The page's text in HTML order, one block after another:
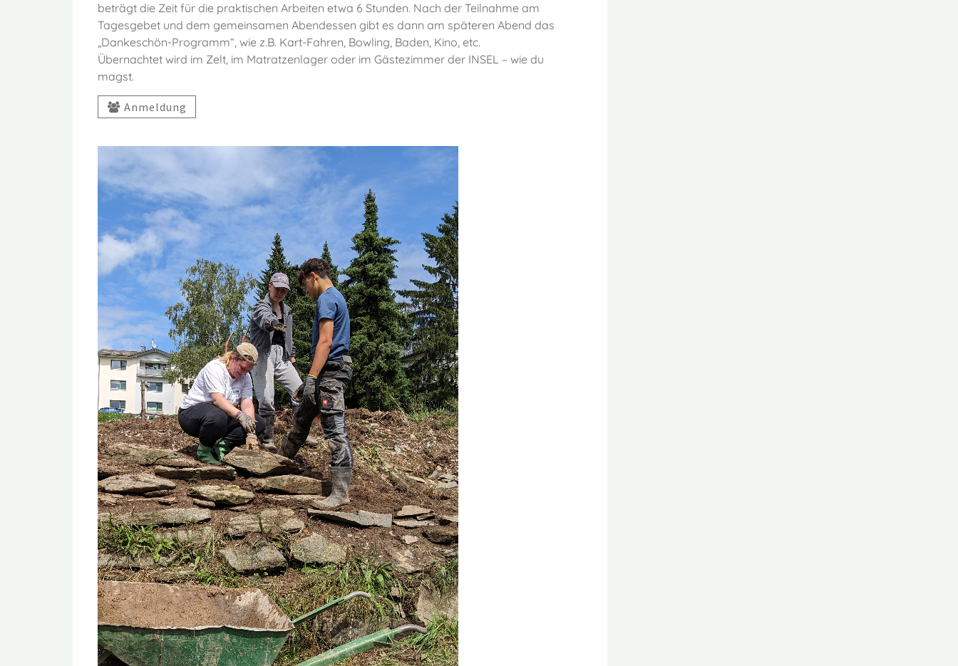
beträgt die Zeit für die praktischen Arbeiten etwa 6 Stunden. Nach der Teilnahme am
Tagesgebet und dem gemeinsamen Abendessen gibt es dann am späteren Abend das
„Dankeschön-Programm“, wie z.B. Kart-Fahren, Bowling, Baden, Kino, etc.
Übernachtet wird im Zelt, im Matratzenlager oder im Gästezimmer der INSEL – wie du
magst.
Anmeldung